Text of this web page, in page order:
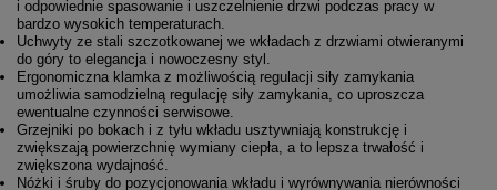
i odpowiednie spasowanie i uszczelnienie drzwi podczas pracy w
bardzo wysokich temperaturach.
Uchwyty ze stali szczotkowanej we wkładach z drzwiami otwieranymi
do góry to elegancja i nowoczesny styl.
Ergonomiczna klamka z możliwością regulacji siły zamykania
umożliwia samodzielną regulację siły zamykania, co uproszcza
ewentualne czynności serwisowe.
Grzejniki po bokach i z tyłu wkładu usztywniają konstrukcję i
zwiększają powierzchnię wymiany ciepła, a to lepsza trwałość i
zwiększona wydajność.
Nóżki i śruby do pozycjonowania wkładu i wyrównywania nierówności